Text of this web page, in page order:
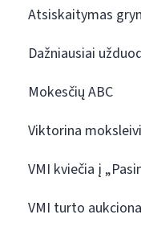
Atsiskaitymas
Dažniausiai
Mokesčių ABC
Viktorina
VMI kviečia į
VMI turto